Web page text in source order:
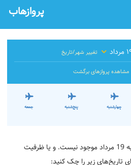
پروازهاب
تغییر شهر/تاریخ
مشاهده پروازهای برگشت
چهارشنبه پنج‌شنبه جمعه
پروازی در روز دوشنبه 19 مرداد موجود نیست. و یا ظرفیت
تاریخ‌های زیر را چک کنید: